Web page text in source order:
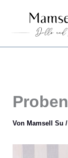
springen
Von Mamsell Su /